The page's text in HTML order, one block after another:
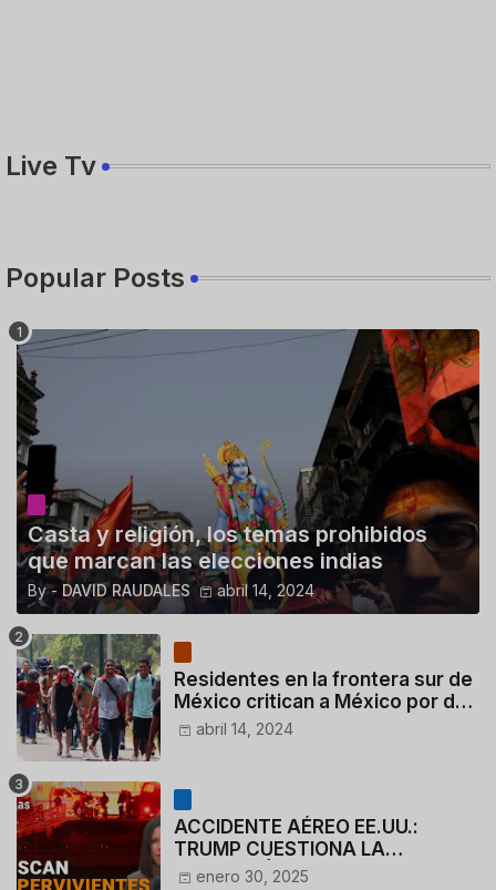
Live Tv
Popular Posts
Casta y religión, los temas prohibidos
que marcan las elecciones indias
By - DAVID RAUDALES abril 14, 2024
Residentes en la frontera sur de
México critican a México por dar
110 dólares a migrantes
abril 14, 2024
ACCIDENTE AÉREO EE.UU.:
TRUMP CUESTIONA LA
ACTUACIÓN DE LOS
enero 30, 2025